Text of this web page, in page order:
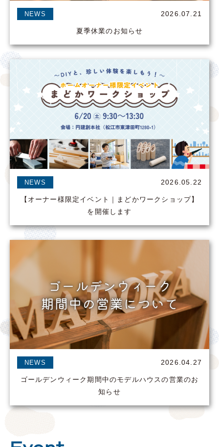
NEWS 2026.07.21
夏季休業のお知らせ
NEWS 2026.05.22
【オーナー様限定イベント｜まどかワークショップ】
を開催します
NEWS 2026.04.27
ゴールデンウィーク期間中のモデルハウスの営業のお
知らせ